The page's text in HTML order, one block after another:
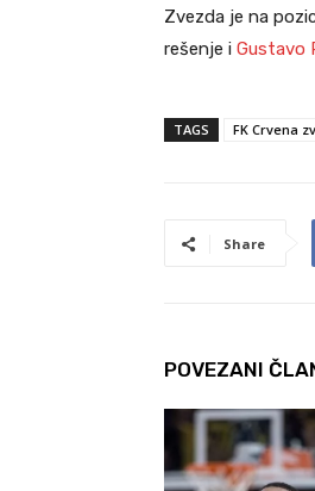
Zvezda je na
rešenje i Gustavo
TAGS FK Crvena
Share
POVEZANI